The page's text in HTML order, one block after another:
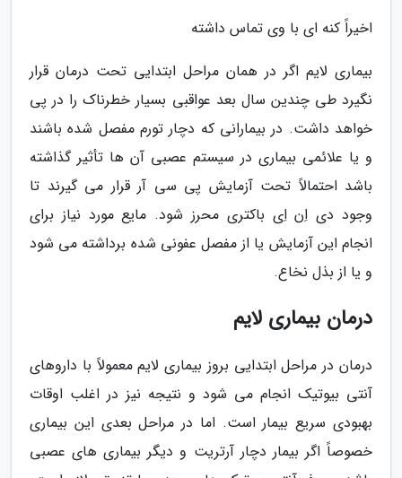
اخیراً کنه ای با وی تماس داشته
بیماری لایم اگر در همان مراحل ابتدایی تحت درمان قرار
نگیرد طی چندین سال بعد عواقبی بسیار خطرناک را در پی
خواهد داشت. در بیمارانی که دچار تورم مفصل شده باشند
و یا علائمی بیماری در سیستم عصبی آن ها تأثیر گذاشته
باشد احتمالاً تحت آزمایش پی سی آر قرار می گیرند تا
وجود دی اِن اِی باکتری محرز شود. مایع مورد نیاز برای
انجام این آزمایش یا از مفصل عفونی شده برداشته می شود
و یا از بذل نخاع.
درمان بیماری لایم
درمان در مراحل ابتدایی بروز بیماری لایم معمولاً با داروهای
آنتی بیوتیک انجام می شود و نتیجه نیز در اغلب اوقات
بهبودی سریع بیمار است. اما در مراحل بعدی این بیماری
خصوصاً اگر بیمار دچار آرتریت و دیگر بیماری های عصبی